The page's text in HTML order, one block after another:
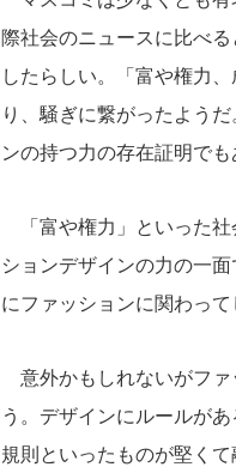
際社会のニュースに比べ
したらしい。「富や権力
り、騒ぎに繋がったよう
ンの持つ力の存在証明でも
「富や権力」といった社
ションデザインの力の一
にファッションに関わって
意外かもしれないがファ
う。デザインにルールが
規則といったものが堅く